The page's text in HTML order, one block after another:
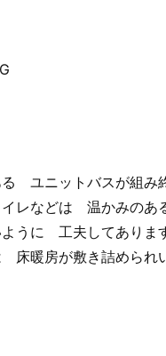
ユニットバスが組み
レなどは 温かみのあ
うに 工夫してあり
暖房が敷き詰められ